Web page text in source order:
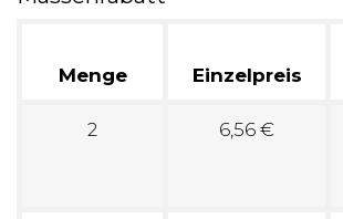
Menge Einzelpreis
2 6,56 €